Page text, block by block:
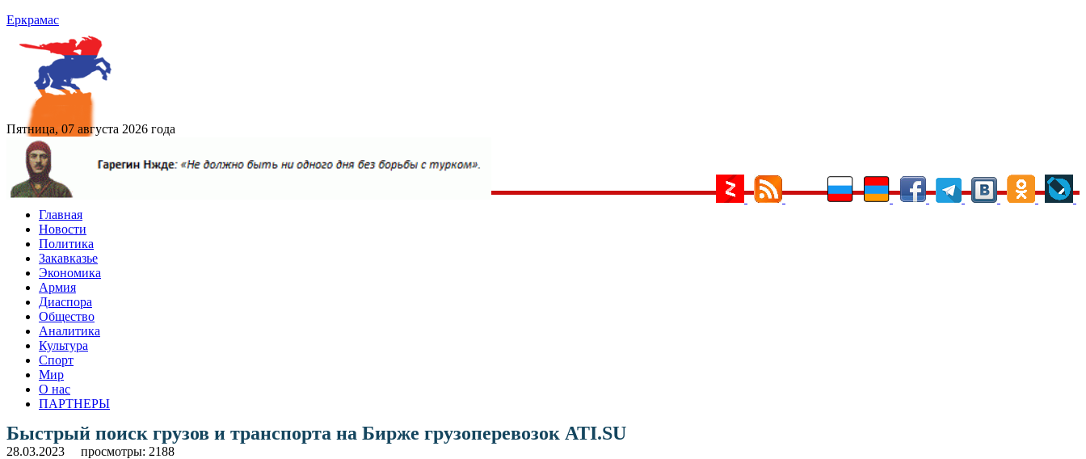
Еркрамас
Пятница, 07 августа 2026 года
Главная
Новости
Политика
Закавказье
Экономика
Армия
Диаспора
Общество
Аналитика
Культура
Спорт
Мир
О нас
ПАРТНЕРЫ
Быстрый поиск грузов и транспорта на Бирже грузоперевозок ATI.SU
28.03.2023 просмотры: 2188